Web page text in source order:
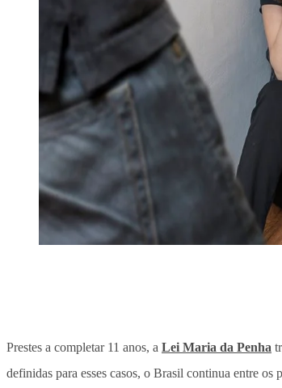
Prestes a completar 11 anos, a Lei Maria da Penha
definidas para esses casos, o Brasil continua entre